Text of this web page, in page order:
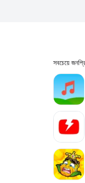
সবচেয়ে